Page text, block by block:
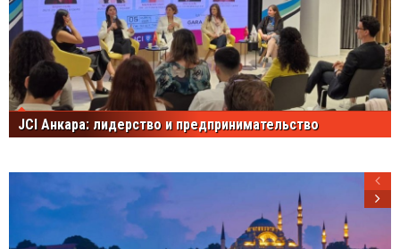
JCI Анкара: лидерство и предпринимательство